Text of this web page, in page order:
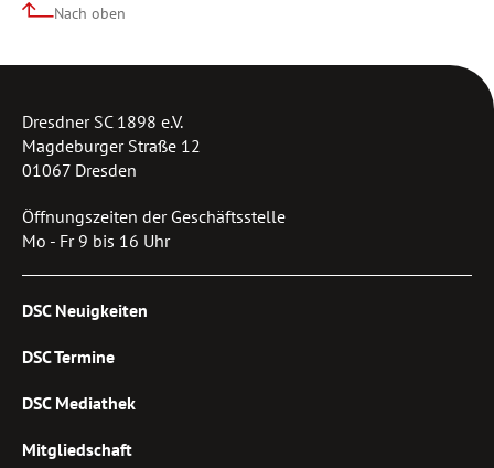
Nach oben
Dresdner SC 1898 e.V.
Magdeburger Straße 12
01067 Dresden
Öffnungszeiten der Geschäftsstelle
Mo - Fr 9 bis 16 Uhr
DSC Neuigkeiten
DSC Termine
DSC Mediathek
Mitgliedschaft